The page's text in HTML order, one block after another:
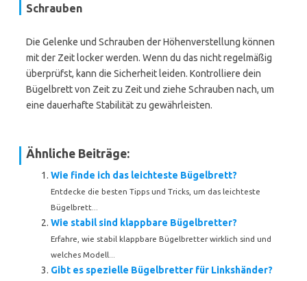
Schrauben
Die Gelenke und Schrauben der Höhenverstellung können
mit der Zeit locker werden. Wenn du das nicht regelmäßig
überprüfst, kann die Sicherheit leiden. Kontrolliere dein
Bügelbrett von Zeit zu Zeit und ziehe Schrauben nach, um
eine dauerhafte Stabilität zu gewährleisten.
Ähnliche Beiträge:
Wie finde ich das leichteste Bügelbrett?
Entdecke die besten Tipps und Tricks, um das leichteste
Bügelbrett...
Wie stabil sind klappbare Bügelbretter?
Erfahre, wie stabil klappbare Bügelbretter wirklich sind und
welches Modell...
Gibt es spezielle Bügelbretter für Linkshänder?